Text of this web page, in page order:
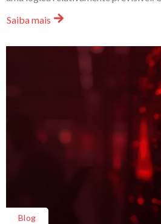
Saiba mais
Blog